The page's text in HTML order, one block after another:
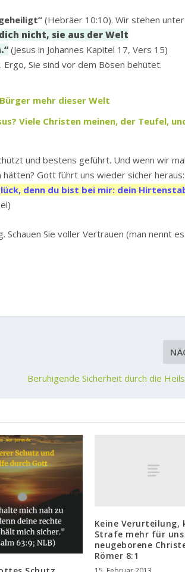
(Hebräer 10:10). Wir stehen unter
nicht, sie aus der Welt
(Jesus in Johannes Kapitel 17, Vers 15)
Ergo, Sie sind vor dem Bösen behütet.
mehr dieser Welt
Viele Christen meinen, der Teufel,
und bestens geführt. Und wenn wir
Gott führt uns wieder sicher heraus:
denn du bist bei mir: dein
Schauen Sie voller Vertrauen (man nennt es
Beruhigende Sicherheit durch die
Keine Verurteilung,
Strafe mehr für uns
neugeborene
Römer 8:1